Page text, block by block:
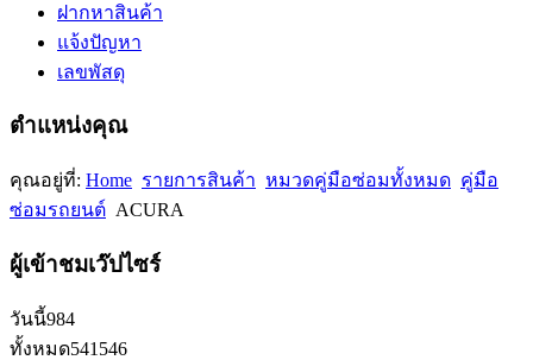
ฝากหาสินค้า
แจ้งปัญหา
เลขพัสดุ
ตำแหน่งคุณ
คุณอยู่ที่: Home รายการสินค้า หมวดคู่มือซ่อมทั้งหมด คู่มือ
ซ่อมรถยนต์ ACURA
ผู้เข้าชมเว๊ปไซร์
วันนี้984
ทั้งหมด541546